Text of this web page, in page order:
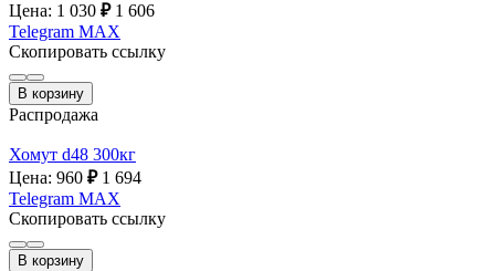
Цена: 1 030 ₽ 1 606
Telegram MAX
Скопировать ссылку
В корзину
Распродажа
Хомут d48 300кг
Цена: 960 ₽ 1 694
Telegram MAX
Скопировать ссылку
В корзину